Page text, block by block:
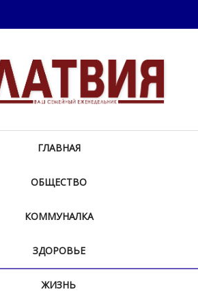
ГЛАВНАЯ
ОБЩЕСТВО
КОММУНАЛКА
ЗДОРОВЬЕ
ЖИЗНЬ